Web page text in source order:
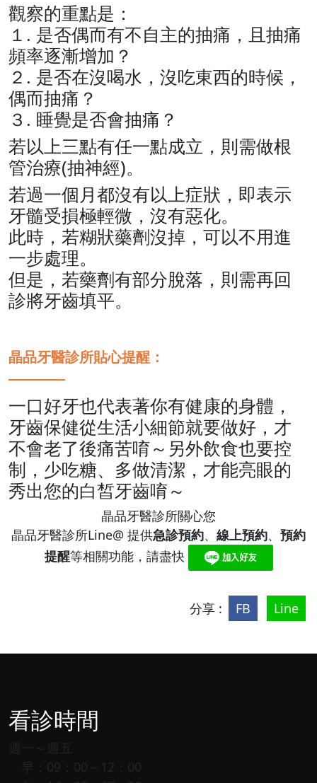
觀察的重點是：
１. 是否偶而有不自主的抽痛，且抽痛
頻率逐漸增加？
２. 是否在沒喝水，沒吃東西的時候，
偶而抽痛？
３. 睡覺是否會抽痛？
若以上三點有任一點成立，則需做根
管治療(抽神經)。
若過一個月都沒有以上症狀，即表示
牙髓受損極輕微，沒有惡化。
此時，若糊狀藥劑沒掉，可以不用進
一步處理。
但是，若藥劑有部分脫落，則需再回
診將牙齒填平。
晶品牙醫診所貼心提醒：
一口好牙也代表著你有健康的身體，
牙齒保健從生活小細節就要做好，才
不會老了後痛苦唷～另外飲食也要控
制，少吃糖、多做清潔，才能亮眼的
秀出您的白皙牙齒唷～
晶品牙醫診所關心您
晶品牙醫診所Line@ 提供急診預約、 線上預約、 預約
提醒等相關功能，請盡快
分享 : FB Line
看診時間
週一～週五
早：09：00～12：00